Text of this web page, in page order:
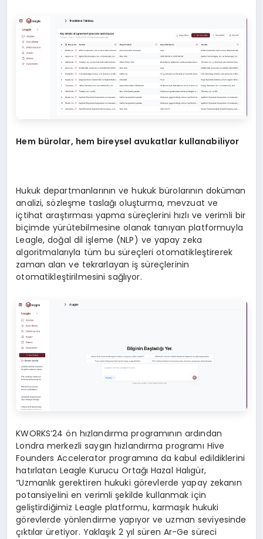
Hem bürolar, hem bireysel avukatlar kullanabiliyor
Hukuk departmanlarının ve hukuk bürolarının doküman
analizi, sözleşme taslağı oluşturma, mevzuat ve
içtihat araştırması yapma süreçlerini hızlı ve verimli bir
biçimde yürütebilmesine olanak tanıyan platformuyla
Leagle, doğal dil işleme (NLP) ve yapay zeka
algoritmalarıyla tüm bu süreçleri otomatikleştirerek
zaman alan ve tekrarlayan iş süreçlerinin
otomatikleştirilmesini sağlıyor.
KWORKS’24 ön hızlandırma programının ardından
Londra merkezli saygın hızlandırma programı Hive
Founders Accelerator programına da kabul edildiklerini
hatırlatan Leagle Kurucu Ortağı Hazal Halıgür,
“Uzmanlık gerektiren hukuki görevlerde yapay zekanın
potansiyelini en verimli şekilde kullanmak için
geliştirdiğimiz Leagle platformu, karmaşık hukuki
görevlerde yönlendirme yapıyor ve uzman seviyesinde
çıktılar üretiyor. Yaklaşık 2 yıl süren Ar-Ge süreci